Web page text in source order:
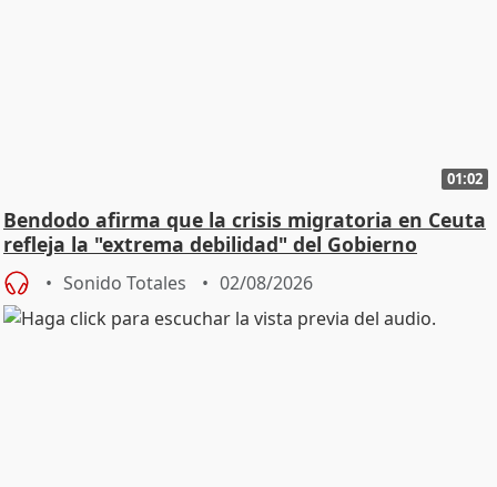
01:02
Bendodo afirma que la crisis migratoria en Ceuta
refleja la "extrema debilidad" del Gobierno
Sonido Totales 02/08/2026